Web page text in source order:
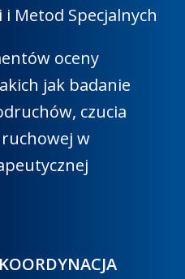
i Metod Specjalnych
oceny
jak badanie
czucia
w